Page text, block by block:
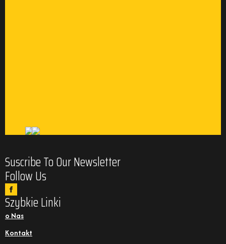
Suscribe To Our Newsletter
Follow Us
Szybkie Linki
o Nas
Kontakt